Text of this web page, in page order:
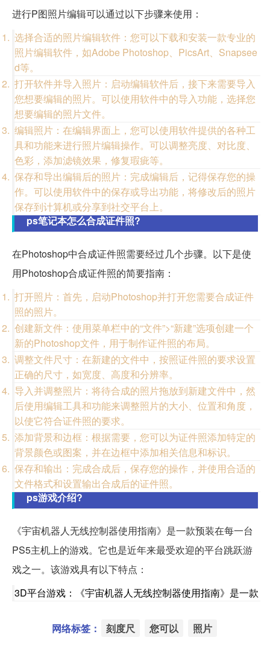
进行P图照片编辑可以通过以下步骤来使用：
选择合适的照片编辑软件：您可以下载和安装一款专业的
照片编辑软件，如Adobe Photoshop、PicsArt、Snapsee
d等。
打开软件并导入照片：启动编辑软件后，接下来需要导入
您想要编辑的照片。可以使用软件中的导入功能，选择您
想要编辑的照片文件。
编辑照片：在编辑界面上，您可以使用软件提供的各种工
具和功能来进行照片编辑操作。可以调整亮度、对比度、
色彩，添加滤镜效果，修复瑕疵等。
保存和导出编辑后的照片：完成编辑后，记得保存您的操
作。可以使用软件中的保存或导出功能，将修改后的照片
保存到计算机或分享到社交平台上。
ps笔记本怎么合成证件照?
在Photoshop中合成证件照需要经过几个步骤。以下是使
用Photoshop合成证件照的简要指南：
打开照片：首先，启动Photoshop并打开您需要合成证件
照的照片。
创建新文件：使用菜单栏中的“文件”>“新建”选项创建一个
新的Photoshop文件，用于制作证件照的布局。
调整文件尺寸：在新建的文件中，按照证件照的要求设置
正确的尺寸，如宽度、高度和分辨率。
导入并调整照片：将待合成的照片拖放到新建文件中，然
后使用编辑工具和功能来调整照片的大小、位置和角度，
以使它符合证件照的要求。
添加背景和边框：根据需要，您可以为证件照添加特定的
背景颜色或图案，并在边框中添加相关信息和标识。
保存和输出：完成合成后，保存您的操作，并使用合适的
文件格式和设置输出合成后的证件照。
ps游戏介绍?
《宇宙机器人无线控制器使用指南》是一款预装在每一台
PS5主机上的游戏。它也是近年来最受欢迎的平台跳跃游
戏之一。该游戏具有以下特点：
3D平台游戏：《宇宙机器人无线控制器使用指南》是一款
网络标签： 刻度尺 您可以 照片